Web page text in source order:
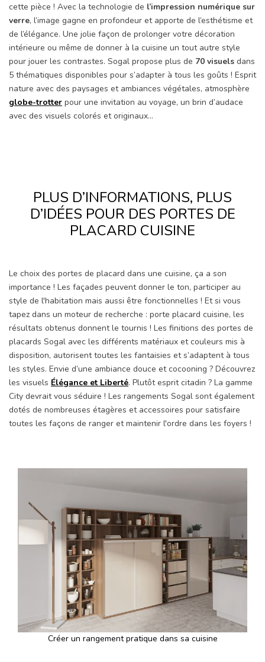
cette pièce ! Avec la technologie de l’impression numérique sur
verre, l’image gagne en profondeur et apporte de l’esthétisme et
de l’élégance. Une jolie façon de prolonger votre décoration
intérieure ou même de donner à la cuisine un tout autre style
pour jouer les contrastes. Sogal propose plus de 70 visuels dans
5 thématiques disponibles pour s’adapter à tous les goûts ! Esprit
nature avec des paysages et ambiances végétales, atmosphère
globe-trotter pour une invitation au voyage, un brin d’audace
avec des visuels colorés et originaux…
PLUS D’INFORMATIONS, PLUS
D’IDÉES POUR DES PORTES DE
PLACARD CUISINE
Le choix des portes de placard dans une cuisine, ça a son
importance ! Les façades peuvent donner le ton, participer au
style de l'habitation mais aussi être fonctionnelles ! Et si vous
tapez dans un moteur de recherche : porte placard cuisine, les
résultats obtenus donnent le tournis ! Les finitions des portes de
placards Sogal avec les différents matériaux et couleurs mis à
disposition, autorisent toutes les fantaisies et s’adaptent à tous
les styles. Envie d’une ambiance douce et cocooning ? Découvrez
les visuels Élégance et Liberté. Plutôt esprit citadin ? La gamme
City devrait vous séduire ! Les rangements Sogal sont également
dotés de nombreuses étagères et accessoires pour satisfaire
toutes les façons de ranger et maintenir l'ordre dans les foyers !
Créer un rangement pratique dans sa cuisine